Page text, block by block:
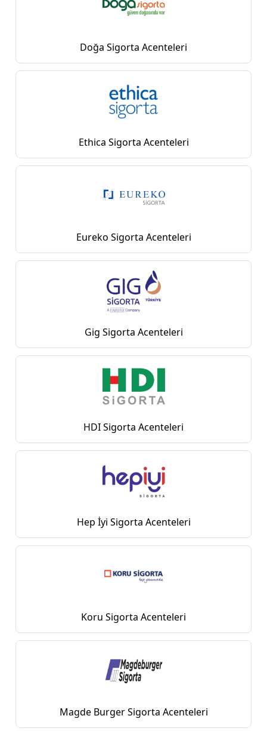
Doğa Sigorta Acenteleri
Ethica Sigorta Acenteleri
Eureko Sigorta Acenteleri
Gig Sigorta Acenteleri
HDI Sigorta Acenteleri
Hep İyi Sigorta Acenteleri
Koru Sigorta Acenteleri
Magde Burger Sigorta Acenteleri